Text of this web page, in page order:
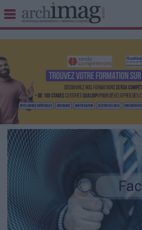
BIBLIOTHÈQUE ÉDITION
UNIVERS DATA
TRAVAIL COLLABORATIF
VIE NUMÉRIQUE
NUMÉRIQUE RESPONSABLE
LES DOSSIERS
LES NEWSLETTERS
LE MAGAZINE
LES GUIDES PRATIQUES